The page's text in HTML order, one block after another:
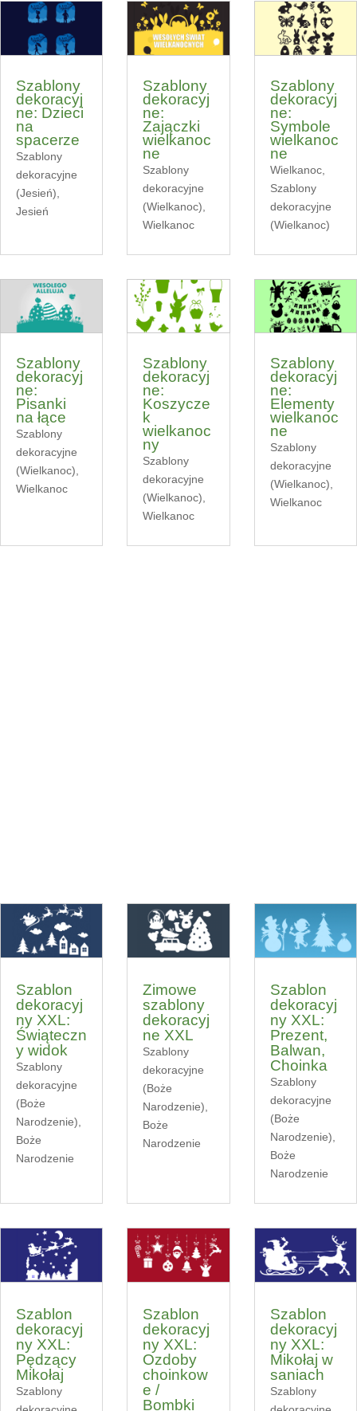
Szablony
dekoracyj
ne: Dzieci
na
spacerze
Szablony
dekoracyjne
(Jesień)
Jesień
Szablony
dekoracyj
ne:
Zajączki
wielkanoc
ne
Szablony
dekoracyjne
(Wielkanoc)
Wielkanoc
Szablony
dekoracyj
ne:
Symbole
wielkanoc
ne
Wielkanoc,
Szablony
dekoracyjne
(Wielkanoc)
Szablony
dekoracyj
ne:
Pisanki
na łące
Szablony
dekoracyjne
(Wielkanoc),
Wielkanoc
Szablony
dekoracyj
ne:
Koszycze
k
wielkanoc
ny
Szablony
dekoracyjne
(Wielkanoc),
Wielkanoc
Szablony
dekoracyj
ne:
Elementy
wielkanoc
ne
Szablony
dekoracyjne
(Wielkanoc),
Wielkanoc
Szablon
dekoracyj
ny XXL:
Świąteczn
y widok
Szablony
dekoracyjne
(Boże
Narodzenie),
Boże
Narodzenie
Zimowe
szablony
dekoracyj
ne XXL
Szablony
dekoracyjne
(Boże
Narodzenie),
Boże
Narodzenie
Szablon
dekoracyj
ny XXL:
Prezent,
Balwan,
Choinka
Szablony
dekoracyjne
(Boże
Narodzenie),
Boże
Narodzenie
Szablon
dekoracyj
ny XXL:
Pędzący
Mikołaj
Szablony
Szablon
dekoracyj
ny XXL:
Ozdoby
choinkow
e /
Bombki
Szablon
dekoracyj
ny XXL:
Mikołaj w
saniach
Szablony